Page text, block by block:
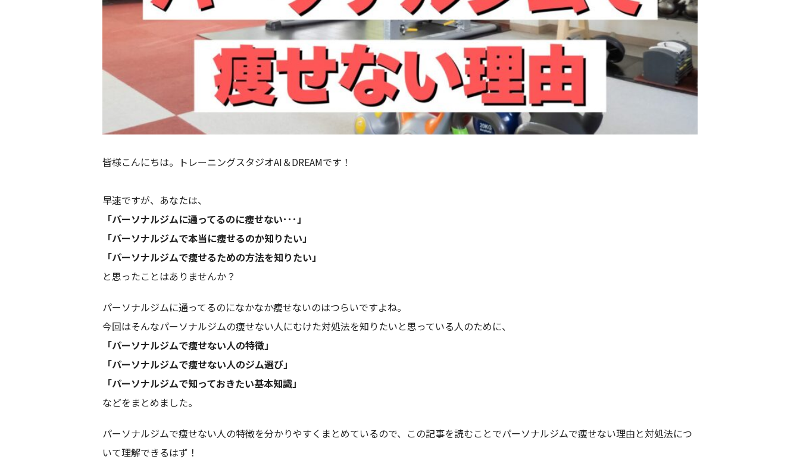
皆様こんにちは。トレーニングスタジオAI＆DREAMです！
早速ですが、あなたは、
「パーソナルジムに通ってるのに痩せない･･･」
「パーソナルジムで本当に痩せるのか知りたい」
「パーソナルジムで痩せるための方法を知りたい」
と思ったことはありませんか？
パーソナルジムに通ってるのになかなか痩せないのはつらいですよね。
今回はそんなパーソナルジムの痩せない人にむけた対処法を知りたいと思っている人のために、
「パーソナルジムで痩せない人の特徴」
「パーソナルジムで痩せない人のジム選び」
「パーソナルジムで知っておきたい基本知識」
などをまとめました。
パーソナルジムで痩せない人の特徴を分かりやすくまとめているので、この記事を読むことでパーソナルジムで痩せない理由と対処法につ
いて理解できるはず！